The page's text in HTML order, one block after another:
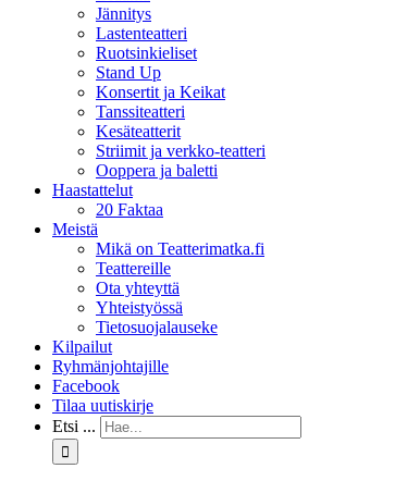
Jännitys
Lastenteatteri
Ruotsinkieliset
Stand Up
Konsertit ja Keikat
Tanssiteatteri
Kesäteatterit
Striimit ja verkko-teatteri
Ooppera ja baletti
Haastattelut
20 Faktaa
Meistä
Mikä on Teatterimatka.fi
Teattereille
Ota yhteyttä
Yhteistyössä
Tietosuojalauseke
Kilpailut
Ryhmänjohtajille
Facebook
Tilaa uutiskirje
Etsi ...